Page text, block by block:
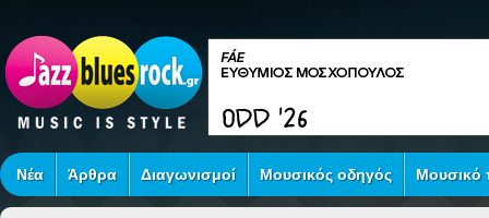
Νέα Άρθρα Διαγωνισμοί Μουσικός οδηγός Μουσικό